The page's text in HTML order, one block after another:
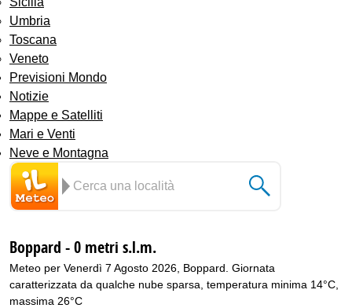
Umbria
Toscana
Veneto
Previsioni Mondo
Notizie
Mappe e Satelliti
Mari e Venti
Neve e Montagna
Boppard - 0 metri s.l.m.
Meteo per Venerdì 7 Agosto 2026, Boppard. Giornata
caratterizzata da qualche nube sparsa, temperatura minima 14°C,
massima 26°C